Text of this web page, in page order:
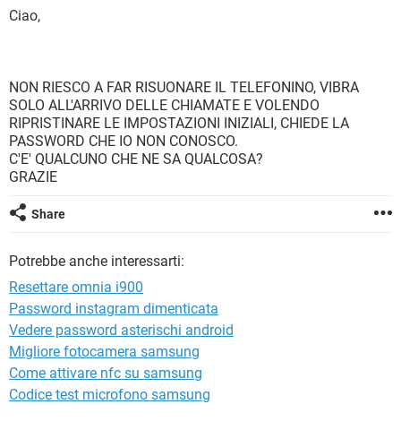
TIKTOK
HARDWARE
INTRATTENIMENTO
TIKTOK FACEBOOK
HARDWARE
Ciao,
NON RIESCO A FAR RISUONARE IL TELEFONINO, VIBRA
SOLO ALL'ARRIVO DELLE CHIAMATE E VOLENDO
RIPRISTINARE LE IMPOSTAZIONI INIZIALI, CHIEDE LA
PASSWORD CHE IO NON CONOSCO.
C'E' QUALCUNO CHE NE SA QUALCOSA?
GRAZIE
Share
Potrebbe anche interessarti:
Resettare omnia i900
Password instagram dimenticata
Vedere password asterischi android
Migliore fotocamera samsung
Come attivare nfc su samsung
Codice test microfono samsung